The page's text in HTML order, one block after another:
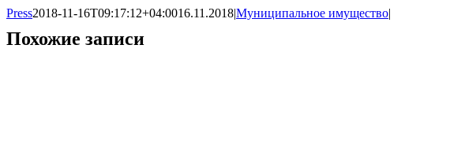
Press2018-11-16T09:17:12+04:0016.11.2018|Муниципальное имущество|
Похожие записи